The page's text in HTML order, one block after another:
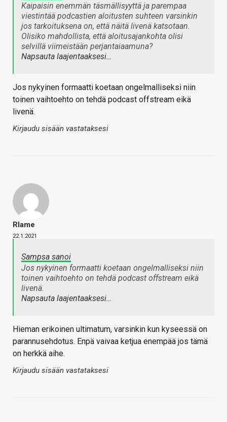
Kaipaisin enemmän täsmällisyyttä ja parempaa
viestintää podcastien aloitusten suhteen varsinkin
jos tarkoituksena on, että näitä livenä katsotaan.
Olisiko mahdollista, että aloitusajankohta olisi
selvillä viimeistään perjantaiaamuna?
Napsauta laajentaaksesi…
Jos nykyinen formaatti koetaan ongelmalliseksi niin
toinen vaihtoehto on tehdä podcast offstream eikä
livenä.
Kirjaudu sisään vastataksesi
Rlame
22.1.2021
Sampsa sanoi
Jos nykyinen formaatti koetaan ongelmalliseksi niin
toinen vaihtoehto on tehdä podcast offstream eikä
livenä.
Napsauta laajentaaksesi…
Hieman erikoinen ultimatum, varsinkin kun kyseessä on
parannusehdotus. Enpä vaivaa ketjua enempää jos tämä
on herkkä aihe.
Kirjaudu sisään vastataksesi